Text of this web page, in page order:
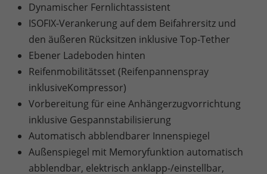
Dynamischer Fernlichtassistent
ISOFIX-Verankerung auf dem Beifahrersitz und
den äußeren Rücksitzen inklusive Top-Tether
Ebener Ladeboden hinten
Reifenmobilitätsset (Reifenpannenspray
inklusiveKompressor)
Vorbereitung für eine Anhängerzugvorrichtung
inklusive Gespannstabilisierung
Automatisch abblendbarer Innenspiegel
Außenspiegel mit Memoryfunktion automatisch
abblendbar, elektrisch anklapp-/einstellbar,